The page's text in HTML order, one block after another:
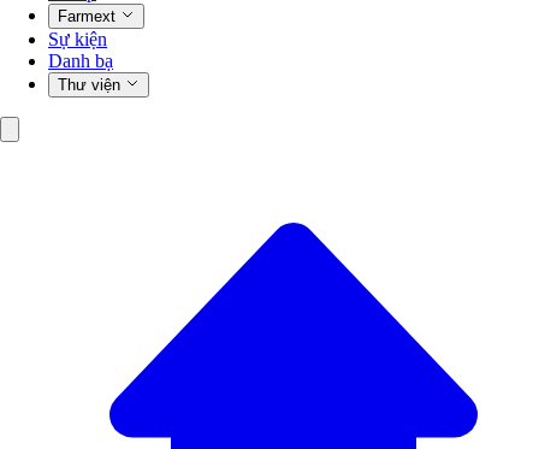
Farmext
Sự kiện
Danh bạ
Thư viện